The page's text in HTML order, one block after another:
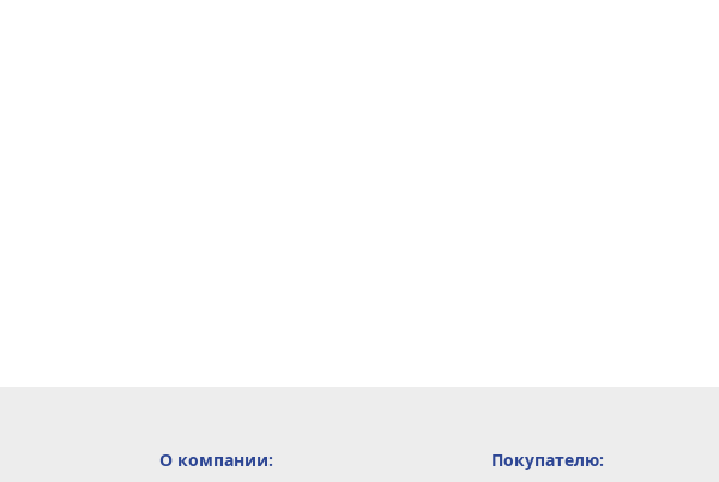
О компании:
Покупателю: